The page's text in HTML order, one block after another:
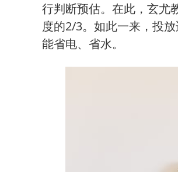
行判断预估。在此，玄尤
度的2/3。如此一来，投
能省电、省水。